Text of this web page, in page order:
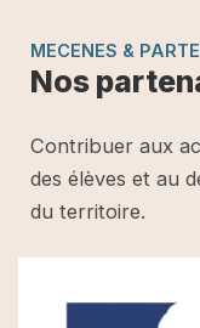
MECENES &
Nos
Contribuer aux
des élèves et au
du territoire.